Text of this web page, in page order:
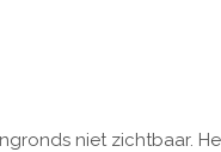
niet zichtbaar.